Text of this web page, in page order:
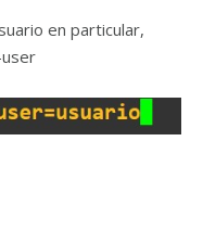
en particular,